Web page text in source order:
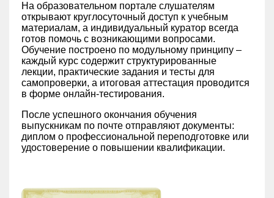
На образовательном портале слушателям
открывают круглосуточный доступ к учебным
материалам, а индивидуальный куратор всегда
готов помочь с возникающими вопросами.
Обучение построено по модульному принципу –
каждый курс содержит структурированные
лекции, практические задания и тесты для
самопроверки, а итоговая аттестация проводится
в форме онлайн-тестирования.
После успешного окончания обучения
выпускникам по почте отправляют документы:
диплом о профессиональной переподготовке или
удостоверение о повышении квалификации.